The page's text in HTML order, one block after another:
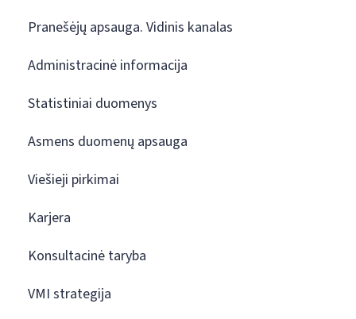
Pranešėjų apsauga. Vidinis kanalas
Administracinė informacija
Statistiniai duomenys
Asmens duomenų apsauga
Viešieji pirkimai
Karjera
Konsultacinė taryba
VMI strategija